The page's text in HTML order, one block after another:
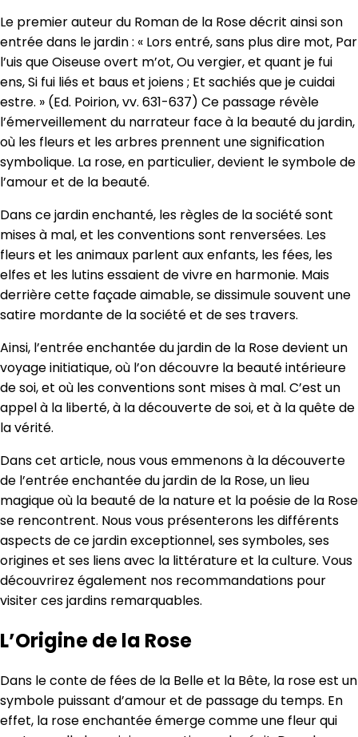
Le premier auteur du Roman de la Rose décrit ainsi son
entrée dans le jardin : « Lors entré, sans plus dire mot, Par
l’uis que Oiseuse overt m’ot, Ou vergier, et quant je fui
ens, Si fui liés et baus et joiens ; Et sachiés que je cuidai
estre. » (Ed. Poirion, vv. 631-637) Ce passage révèle
l’émerveillement du narrateur face à la beauté du jardin,
où les fleurs et les arbres prennent une signification
symbolique. La rose, en particulier, devient le symbole de
l’amour et de la beauté.
Dans ce jardin enchanté, les règles de la société sont
mises à mal, et les conventions sont renversées. Les
fleurs et les animaux parlent aux enfants, les fées, les
elfes et les lutins essaient de vivre en harmonie. Mais
derrière cette façade aimable, se dissimule souvent une
satire mordante de la société et de ses travers.
Ainsi, l’entrée enchantée du jardin de la Rose devient un
voyage initiatique, où l’on découvre la beauté intérieure
de soi, et où les conventions sont mises à mal. C’est un
appel à la liberté, à la découverte de soi, et à la quête de
la vérité.
Dans cet article, nous vous emmenons à la découverte
de l’entrée enchantée du jardin de la Rose, un lieu
magique où la beauté de la nature et la poésie de la Rose
se rencontrent. Nous vous présenterons les différents
aspects de ce jardin exceptionnel, ses symboles, ses
origines et ses liens avec la littérature et la culture. Vous
découvrirez également nos recommandations pour
visiter ces jardins remarquables.
L’Origine de la Rose
Dans le conte de fées de la Belle et la Bête, la rose est un
symbole puissant d’amour et de passage du temps. En
effet, la rose enchantée émerge comme une fleur qui